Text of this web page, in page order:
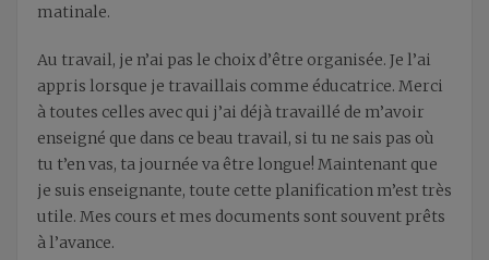
matinale.
Au travail, je n’ai pas le choix d’être organisée. Je l’ai
appris lorsque je travaillais comme éducatrice. Merci
à toutes celles avec qui j’ai déjà travaillé de m’avoir
enseigné que dans ce beau travail, si tu ne sais pas où
tu t’en vas, ta journée va être longue! Maintenant que
je suis enseignante, toute cette planification m’est très
utile. Mes cours et mes documents sont souvent prêts
à l’avance.